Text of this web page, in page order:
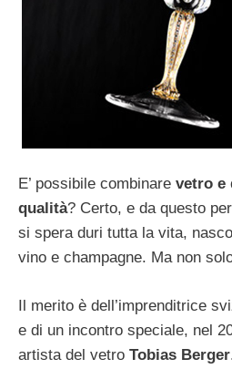
E’ possibile combinare vetro e
qualità? Certo, e da questo
si spera duri tutta la vita,
vino e champagne. Ma non
Il merito è dell’imprenditrice
e di un incontro speciale, nel
artista del vetro Tobias Berger